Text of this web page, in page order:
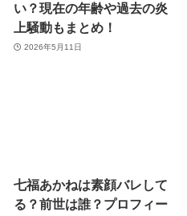
い？現在の年齢や過去の炎
上騒動もまとめ！
2026年5月11日
七福あかねは素顔バレして
る？前世は誰？プロフィー